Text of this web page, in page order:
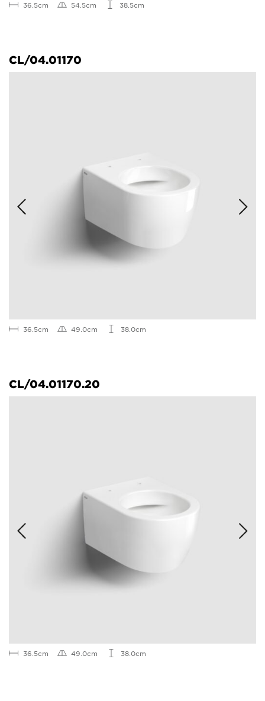
36.5cm 54.5cm 38.5cm
CL/04.01170
36.5cm 49.0cm 38.0cm
CL/04.01170.20
36.5cm 49.0cm 38.0cm